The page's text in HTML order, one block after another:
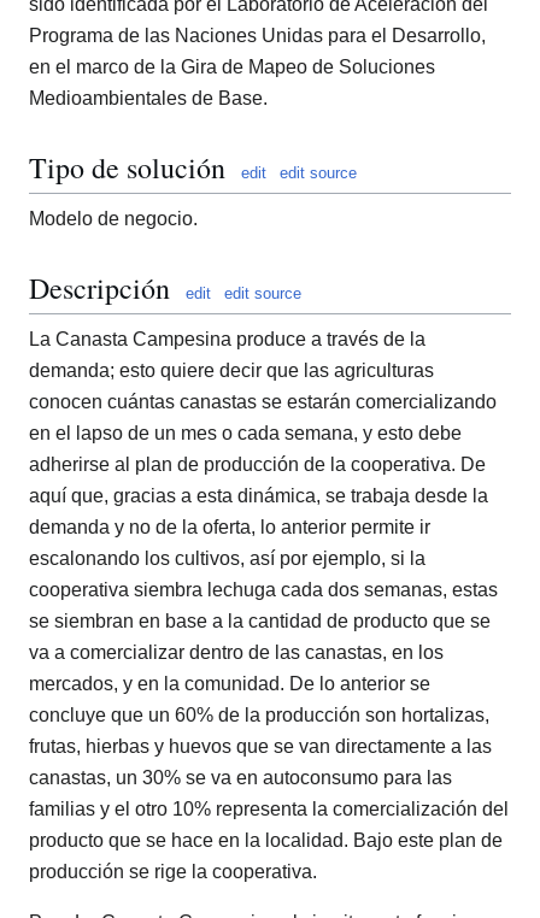
sido identificada por el Laboratorio de Aceleración del
Programa de las Naciones Unidas para el Desarrollo,
en el marco de la Gira de Mapeo de Soluciones
Medioambientales de Base.
Tipo de solución edit edit source
Modelo de negocio.
Descripción edit edit source
La Canasta Campesina produce a través de la
demanda; esto quiere decir que las agriculturas
conocen cuántas canastas se estarán comercializando
en el lapso de un mes o cada semana, y esto debe
adherirse al plan de producción de la cooperativa. De
aquí que, gracias a esta dinámica, se trabaja desde la
demanda y no de la oferta, lo anterior permite ir
escalonando los cultivos, así por ejemplo, si la
cooperativa siembra lechuga cada dos semanas, estas
se siembran en base a la cantidad de producto que se
va a comercializar dentro de las canastas, en los
mercados, y en la comunidad. De lo anterior se
concluye que un 60% de la producción son hortalizas,
frutas, hierbas y huevos que se van directamente a las
canastas, un 30% se va en autoconsumo para las
familias y el otro 10% representa la comercialización del
producto que se hace en la localidad. Bajo este plan de
producción se rige la cooperativa.